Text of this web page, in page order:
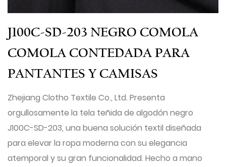
J100C-SD-203 NEGRO COMOLA
COMOLA CONTEDADA PARA
PANTANTES Y CAMISAS
Zhejiang Clotho Textile Co., Ltd. Presenta
orgullosamente la tela teñida de algodón negro
J100C-SD-203, una buena solución textil diseñada
para elevar la ropa moderna con su elegancia
atemporal y su gran funcionalidad. Hecho a mano